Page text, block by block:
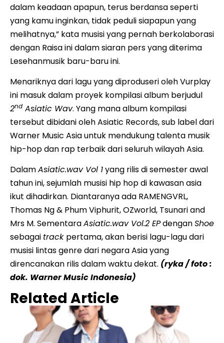
dalam keadaan apapun, terus berdansa seperti
yang kamu inginkan, tidak peduli siapapun yang
melihatnya,” kata musisi yang pernah berkolaborasi
dengan Raisa ini dalam siaran pers yang diterima
Lesehanmusik baru-baru ini.
Menariknya dari lagu yang diproduseri oleh Vurplay
ini masuk dalam proyek kompilasi album berjudul
2nd Asiatic Wav. Yang mana album kompilasi
tersebut dibidani oleh Asiatic Records, sub label dari
Warner Music Asia untuk mendukung talenta musik
hip-hop dan rap terbaik dari seluruh wilayah Asia.
DalamAsiatic.wav Vol 1yang rilis di semester awal
tahun ini, sejumlah musisi hip hop di kawasan asia
ikut dihadirkan. Diantaranya ada RAMENGVRL,
Thomas Ng & Phum Viphurit, OZworld, Tsunari and
Mrs M. SementaraAsiatic.wav Vol.2 EPdenganShoe
sebagai track pertama, akan berisi lagu-lagu dari
musisi lintas genre dari negara Asia yang
direncanakan rilis dalam waktu dekat. (ryka / foto :
dok. Warner Music Indonesia)
Related Article